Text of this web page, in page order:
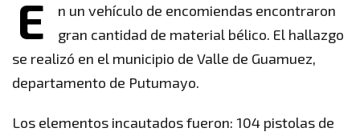
E
n un vehículo de encomiendas encontraron
gran cantidad de material bélico. El hallazgo
se realizó en el municipio de Valle de Guamuez,
departamento de Putumayo.
Los elementos incautados fueron: 104 pistolas de